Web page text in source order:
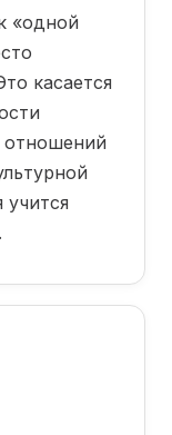
«одной
касается
отношений